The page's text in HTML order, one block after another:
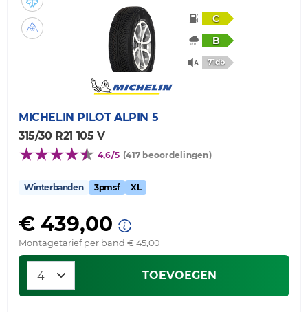
C
B
71db
MICHELIN PILOT ALPIN 5
315/30 R21 105 V
4,6/5 (417 beoordelingen)
Winterbanden 3pmsf XL
€ 439,00
Montagetarief per band € 45,00
TOEVOEGEN